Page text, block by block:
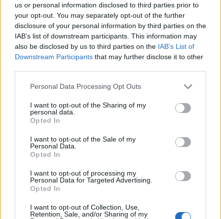
us or personal information disclosed to third parties prior to
your opt-out. You may separately opt-out of the further
disclosure of your personal information by third parties on the
IAB’s list of downstream participants. This information may
also be disclosed by us to third parties on the IAB’s List of
Downstream Participants that may further disclose it to other
Personal Data Processing Opt Outs
I want to opt-out of the Sharing of my
personal data.
Opted In
I want to opt-out of the Sale of my
Personal Data.
Opted In
I want to opt-out of processing my
Personal Data for Targeted Advertising.
Opted In
I want to opt-out of Collection, Use,
Retention, Sale, and/or Sharing of my
tartalmaz: elfogadható, kifogásolt, egészségtelen és
veszélyes. A szombaton közölt adatok szerint veszélyes a
Sajó völgyében Putnok és Sajószentpéter levegőjének
minősége, Kazincbarcikáé pedig egészségtelen.
Mosonmagyaróvár, Tatabánya, Békéscsaba, Salgótarján és
A keresett cikk a portfolio.hu hírarchívumához
regisztrációhoz kötött.
Az előfizetés a következőket tartalmazza:
Portfolio.hu teljes cikkarchívum
Kötéslisták: BÉT elmúlt 2 év napon belüli
kötéslistái